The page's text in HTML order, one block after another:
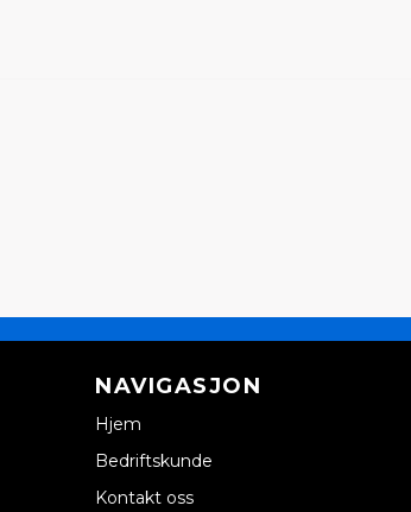
NAVIGASJON
Hjem
Bedriftskunde
Kontakt oss